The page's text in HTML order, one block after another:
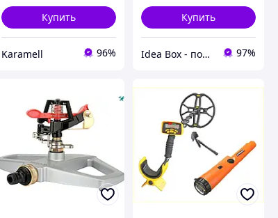
Купить
Karamell 96%
Купить
Idea Box - подарки для всей семьи 97%